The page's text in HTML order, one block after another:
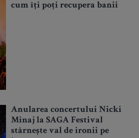
cum îți poți recupera banii
Anularea concertului Nicki
Minaj la SAGA Festival
stârnește val de ironii pe